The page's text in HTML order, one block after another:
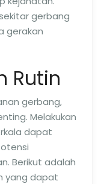
gerbang
gerakan
Rutin
gerbang,
Melakukan
dapat
Berikut adalah
yang dapat